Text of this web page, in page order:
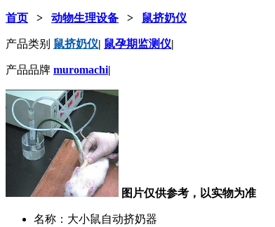
首页 > 动物生理设备 > 鼠挤奶仪
产品类别 鼠挤奶仪| 鼠孕期监测仪|
产品品牌 muromachi|
图片仅供参考，以实物为准
名称：大小鼠自动挤奶器